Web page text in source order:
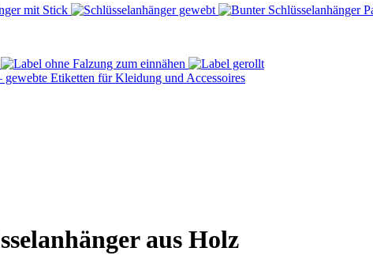
aus Holz